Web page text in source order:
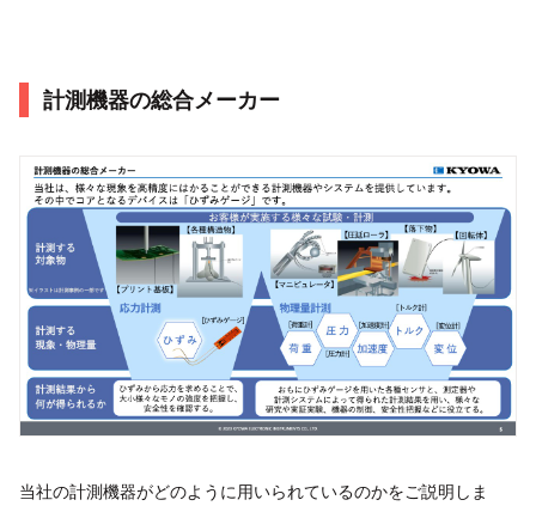
計測機器の総合メーカー
当社の計測機器がどのように用いられているのかをご説明しま